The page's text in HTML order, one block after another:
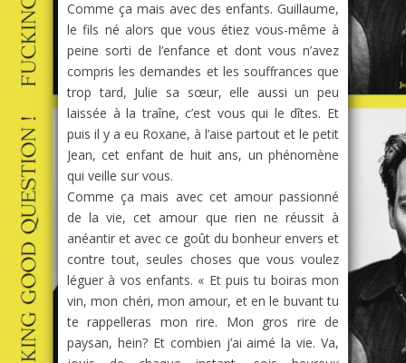
Comme ça mais avec des enfants. Guillaume,
le fils né alors que vous étiez vous-même à
peine sorti de l’enfance et dont vous n’avez
compris les demandes et les souffrances que
trop tard, Julie sa sœur, elle aussi un peu
laissée à la traîne, c’est vous qui le dîtes. Et
puis il y a eu Roxane, à l’aise partout et le petit
Jean, cet enfant de huit ans, un phénomène
qui veille sur vous.
Comme ça mais avec cet amour passionné
de la vie, cet amour que rien ne réussit à
anéantir et avec ce goût du bonheur envers et
contre tout, seules choses que vous voulez
léguer à vos enfants. « Et puis tu boiras mon
vin, mon chéri, mon amour, et en le buvant tu
te rappelleras mon rire. Mon gros rire de
paysan, hein? Et combien j’ai aimé la vie. Va,